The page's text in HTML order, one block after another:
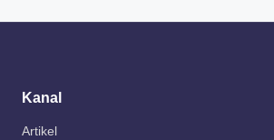
Kanal
Artikel